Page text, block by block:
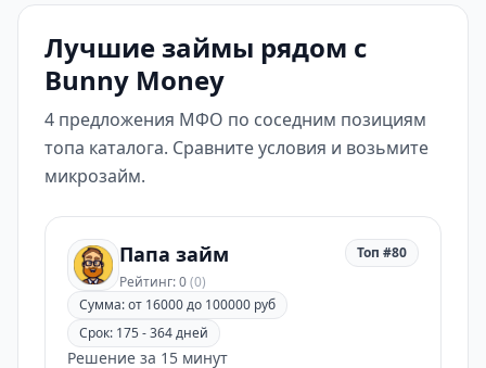
Лучшие займы рядом с
Bunny Money
4 предложения МФО по соседним позициям
топа каталога. Сравните условия и возьмите
микрозайм.
Папа займ
Рейтинг: 0(0)
Топ #80
Сумма: от 16000 до 100000 руб
Срок: 175 - 364 дней
Решение за 15 минут